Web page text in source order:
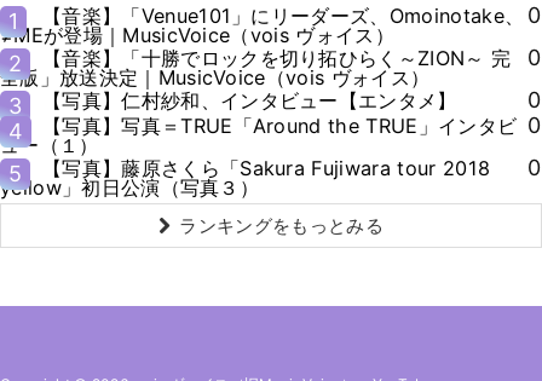
1
【音楽】「Venue101」にリーダーズ、Omoinotake、
≠MEが登場｜MusicVoice（vois ヴォイス）
0
2
【音楽】「十勝でロックを切り拓ひらく～ZION～ 完
全版」放送決定｜MusicVoice（vois ヴォイス）
0
3
【写真】仁村紗和、インタビュー【エンタメ】
0
4
【写真】写真＝TRUE「Around the TRUE」インタビ
ュー（１）
0
5
【写真】藤原さくら「Sakura Fujiwara tour 2018
yellow」初日公演（写真３）
0
ランキングをもっとみる